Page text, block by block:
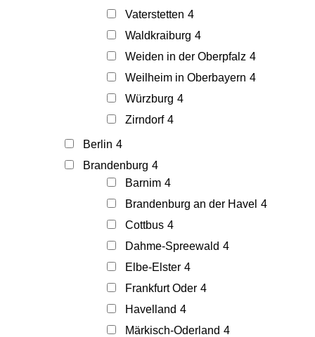
Vaterstetten 4
Waldkraiburg 4
Weiden in der Oberpfalz 4
Weilheim in Oberbayern 4
Würzburg 4
Zirndorf 4
Berlin 4
Brandenburg 4
Barnim 4
Brandenburg an der Havel 4
Cottbus 4
Dahme-Spreewald 4
Elbe-Elster 4
Frankfurt Oder 4
Havelland 4
Märkisch-Oderland 4